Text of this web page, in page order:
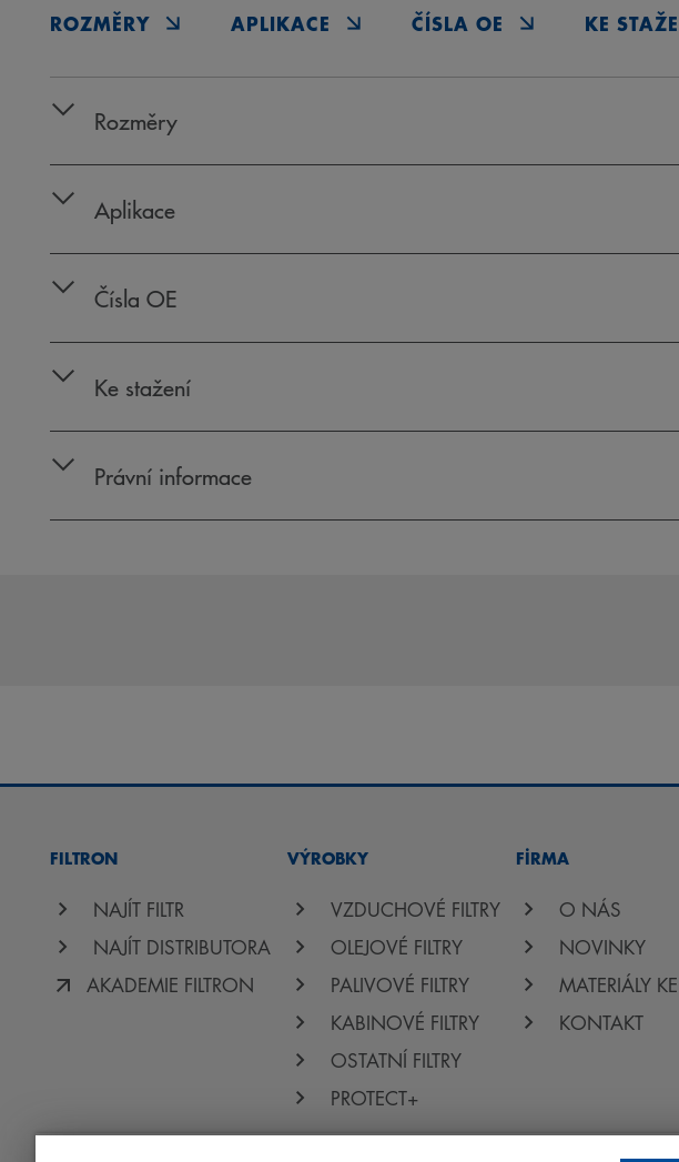
ROZMĚRY APLIKACE ČÍSLA OE KE
Rozměry
Aplikace
Čísla OE
Ke stažení
Právní informace
FILTRON
NAJÍT FILTR
NAJÍT DISTRIBUTORA
AKADEMIE FILTRON
VÝROBKY
VZDUCHOVÉ FILTRY
OLEJOVÉ FILTRY
PALIVOVÉ FILTRY
KABINOVÉ FILTRY
OSTATNÍ FILTRY
PROTECT+
FİRMA
O NÁS
NOVINKY
MATERIÁLY
KONTAKT